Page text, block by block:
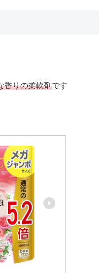
香りの柔軟剤です